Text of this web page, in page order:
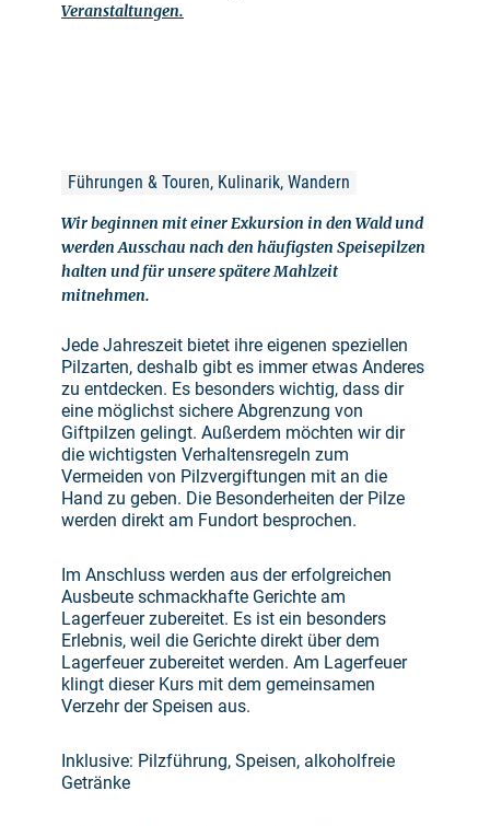
Veranstaltungen.
Führungen & Touren, Kulinarik, Wandern
Wir beginnen mit einer Exkursion in den Wald und
werden Ausschau nach den häufigsten Speisepilzen
halten und für unsere spätere Mahlzeit
mitnehmen.
Jede Jahreszeit bietet ihre eigenen speziellen
Pilzarten, deshalb gibt es immer etwas Anderes
zu entdecken. Es besonders wichtig, dass dir
eine möglichst sichere Abgrenzung von
Giftpilzen gelingt. Außerdem möchten wir dir
die wichtigsten Verhaltensregeln zum
Vermeiden von Pilzvergiftungen mit an die
Hand zu geben. Die Besonderheiten der Pilze
werden direkt am Fundort besprochen.
Im Anschluss werden aus der erfolgreichen
Ausbeute schmackhafte Gerichte am
Lagerfeuer zubereitet. Es ist ein besonders
Erlebnis, weil die Gerichte direkt über dem
Lagerfeuer zubereitet werden. Am Lagerfeuer
klingt dieser Kurs mit dem gemeinsamen
Verzehr der Speisen aus.
Inklusive: Pilzführung, Speisen, alkoholfreie
Getränke